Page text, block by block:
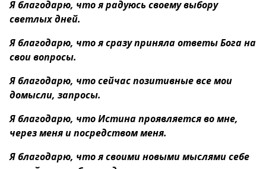
Я благодарю, что я радуюсь своему выбору
светлых дней.
Я благодарю, что я сразу приняла ответы Бога на
свои вопросы.
Я благодарю, что сейчас позитивные все мои
домысли, запросы.
Я благодарю, что Истина проявляется во мне,
через меня и посредством меня.
Я благодарю, что я своими новыми мыслями себе